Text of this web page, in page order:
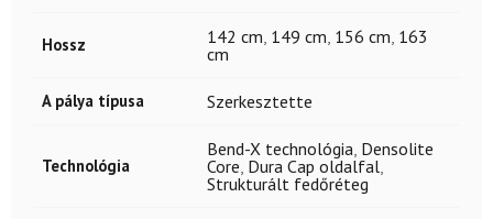
Hossz 142 cm, 149 cm, 156 cm, 163
cm
A pálya típusa Szerkesztette
Technológia
Bend-X technológia, Densolite
Core, Dura Cap oldalfal,
Strukturált fedőréteg